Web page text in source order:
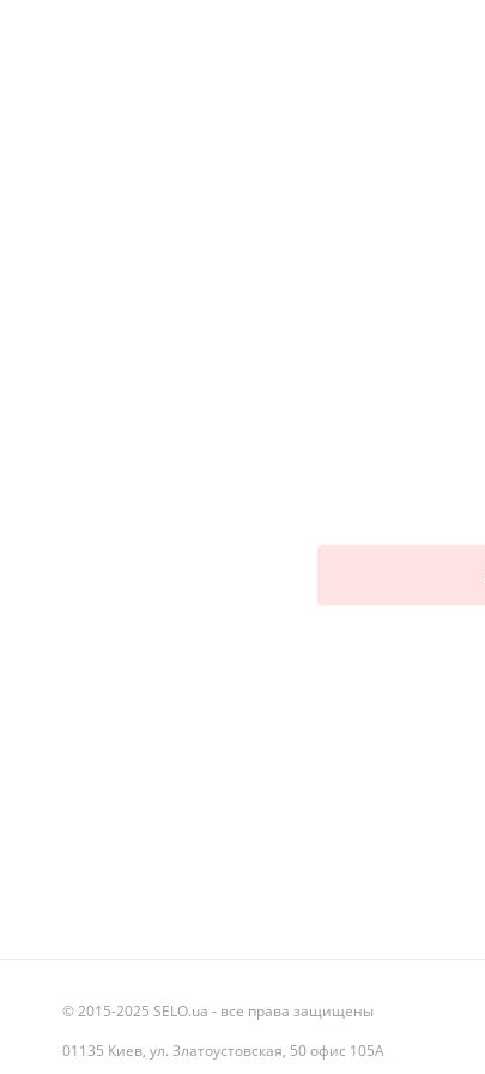
© 2015-2025 SELO.ua - все права защищены
01135 Киев, ул. Златоустовская, 50 офис 105А